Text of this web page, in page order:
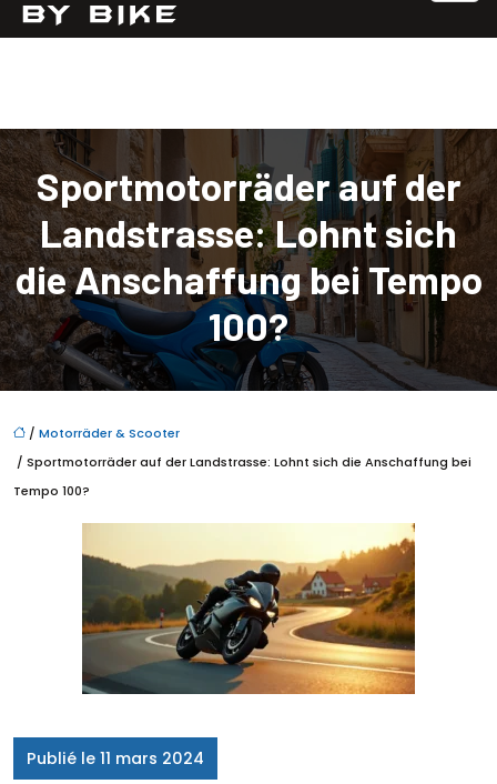
Sportmotorräder auf der
Landstrasse: Lohnt sich
die Anschaffung bei Tempo
100?
/ Motorräder & Scooter
/ Sportmotorräder auf der Landstrasse: Lohnt sich die Anschaffung bei
Tempo 100?
Publié le 11 mars 2024